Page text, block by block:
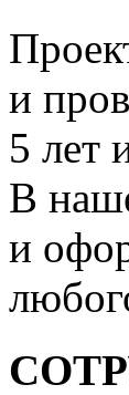
и
5 лет
В
и